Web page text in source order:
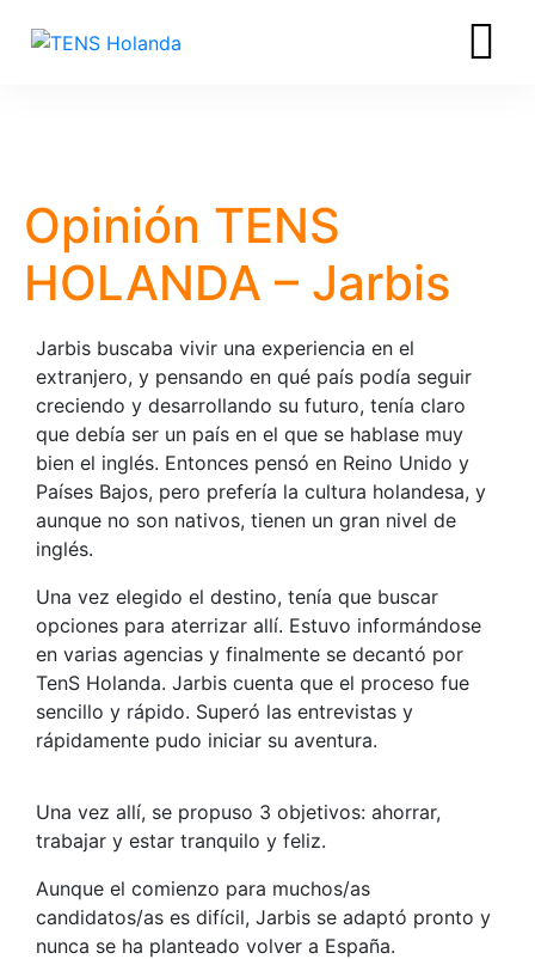
Opinión TENS
HOLANDA – Jarbis
Jarbis buscaba vivir una experiencia en el
extranjero, y pensando en qué país podía seguir
creciendo y desarrollando su futuro, tenía claro
que debía ser un país en el que se hablase muy
bien el inglés. Entonces pensó en Reino Unido y
Países Bajos, pero prefería la cultura holandesa, y
aunque no son nativos, tienen un gran nivel de
inglés.
Una vez elegido el destino, tenía que buscar
opciones para aterrizar allí. Estuvo informándose
en varias agencias y finalmente se decantó por
TenS Holanda. Jarbis cuenta que el proceso fue
sencillo y rápido. Superó las entrevistas y
rápidamente pudo iniciar su aventura.
Una vez allí, se propuso 3 objetivos: ahorrar,
trabajar y estar tranquilo y feliz.
Aunque el comienzo para muchos/as
candidatos/as es difícil, Jarbis se adaptó pronto y
nunca se ha planteado volver a España.